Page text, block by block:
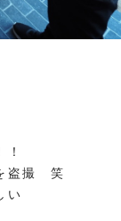
盗撮 笑
い